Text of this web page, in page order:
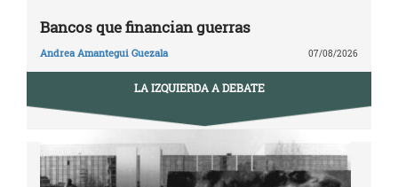
Bancos que financian guerras
Andrea Amantegui Guezala 07/08/2026
LA IZQUIERDA A DEBATE